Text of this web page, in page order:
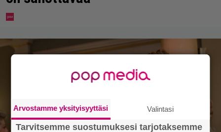
Arvostamme yksityisyyttäsi Valintasi
Tarvitsemme suostumuksesi tarjotaksemme